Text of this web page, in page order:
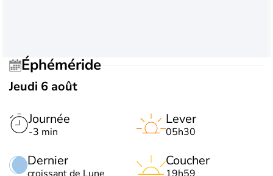
Éphéméride
Jeudi 6 août
Journée
-3 min
Dernier
Lever
05h30
Coucher